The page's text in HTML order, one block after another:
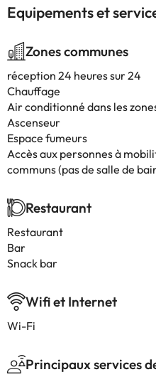
Equipements et
Zones communes
réception 24 heures sur 24
Chauffage
Air conditionné dans les
Ascenseur
Espace fumeurs
Accès aux personnes à
communs (pas de salle de
Restaurant
Restaurant
Bar
Snack bar
Wifi et Internet
Wi-Fi
Principaux services